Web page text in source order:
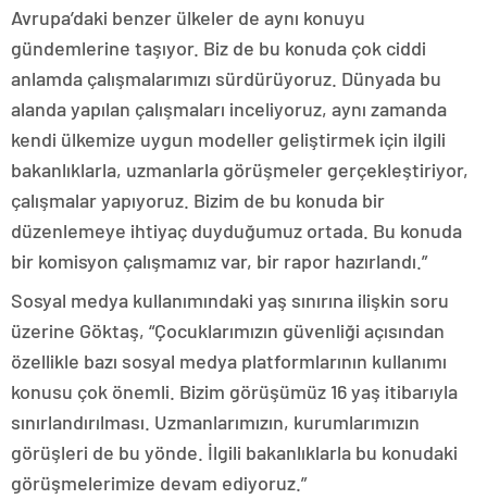
Avrupa’daki benzer ülkeler de aynı konuyu
gündemlerine taşıyor. Biz de bu konuda çok ciddi
anlamda çalışmalarımızı sürdürüyoruz. Dünyada bu
alanda yapılan çalışmaları inceliyoruz, aynı zamanda
kendi ülkemize uygun modeller geliştirmek için ilgili
bakanlıklarla, uzmanlarla görüşmeler gerçekleştiriyor,
çalışmalar yapıyoruz. Bizim de bu konuda bir
düzenlemeye ihtiyaç duyduğumuz ortada. Bu konuda
bir komisyon çalışmamız var, bir rapor hazırlandı.”
Sosyal medya kullanımındaki yaş sınırına ilişkin soru
üzerine Göktaş, “Çocuklarımızın güvenliği açısından
özellikle bazı sosyal medya platformlarının kullanımı
konusu çok önemli. Bizim görüşümüz 16 yaş itibarıyla
sınırlandırılması. Uzmanlarımızın, kurumlarımızın
görüşleri de bu yönde. İlgili bakanlıklarla bu konudaki
görüşmelerimize devam ediyoruz.”